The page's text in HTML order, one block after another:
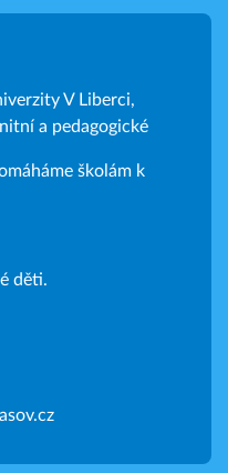
V Liberci,
a pedagogické
školám k
děti.